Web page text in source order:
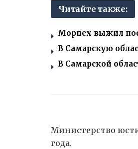
Читайте также:
Морпех выжил
В Самарскую
В Самарской
Министерство
года.